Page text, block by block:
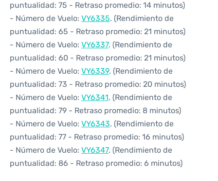
puntualidad: 75 - Retraso promedio: 14 minutos)
- Número de Vuelo: VY6335. (Rendimiento de
puntualidad: 65 - Retraso promedio: 21 minutos)
- Número de Vuelo: VY6337. (Rendimiento de
puntualidad: 60 - Retraso promedio: 21 minutos)
- Número de Vuelo: VY6339. (Rendimiento de
puntualidad: 73 - Retraso promedio: 20 minutos)
- Número de Vuelo: VY6341. (Rendimiento de
puntualidad: 79 - Retraso promedio: 8 minutos)
- Número de Vuelo: VY6343. (Rendimiento de
puntualidad: 77 - Retraso promedio: 16 minutos)
- Número de Vuelo: VY6347. (Rendimiento de
puntualidad: 86 - Retraso promedio: 6 minutos)